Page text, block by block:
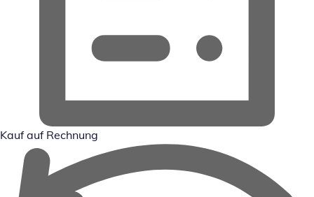
Kauf auf Rechnung